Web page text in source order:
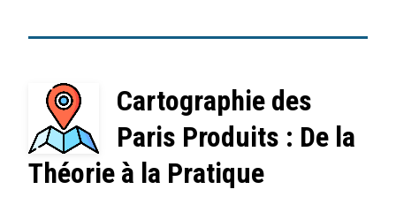
Cartographie des
Paris Produits : De la
Théorie à la Pratique